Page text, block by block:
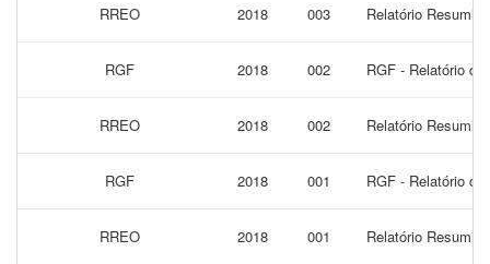
RREO 2018 003 Relatório
RGF 2018 002 RGF - Relatório
RREO 2018 002 Relatório
RGF 2018 001 RGF - Relatório
RREO 2018 001 Relatório